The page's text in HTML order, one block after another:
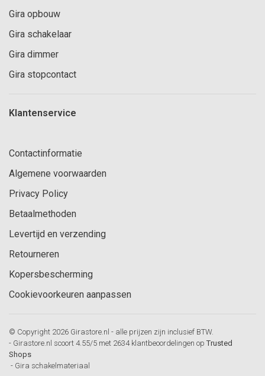
Gira opbouw
Gira schakelaar
Gira dimmer
Gira stopcontact
Klantenservice
Contactinformatie
Algemene voorwaarden
Privacy Policy
Betaalmethoden
Levertijd en verzending
Retourneren
Kopersbescherming
Cookievoorkeuren aanpassen
© Copyright 2026 Girastore.nl - alle prijzen zijn inclusief BTW.
- Girastore.nl scoort 4.55/5 met 2634 klantbeoordelingen op Trusted
Shops
- Gira schakelmateriaal